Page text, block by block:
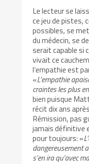
Le lecteur se
ce jeu de pistes,
possibles, se
du médecin, se
serait capable si
vivait ce
l’empathie est
«L’empathie
craintes les plus
bien puisque
récit dix ans
Rémission, pas
jamais définitive
pour toujours: «
dangereusement
s’en ira qu’avec